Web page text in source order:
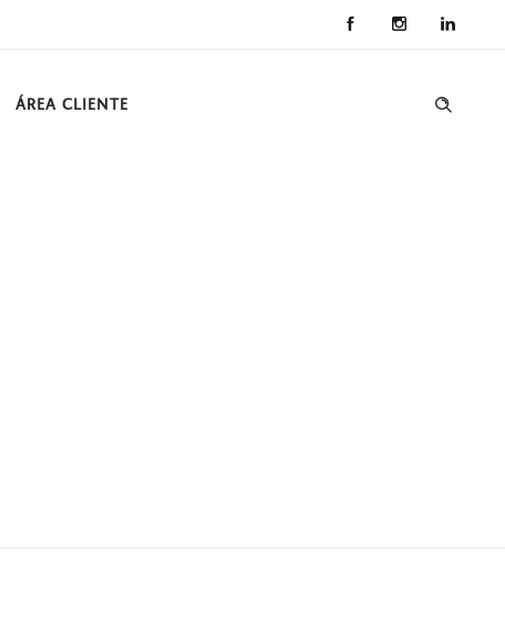
ÁREA CLIENTE